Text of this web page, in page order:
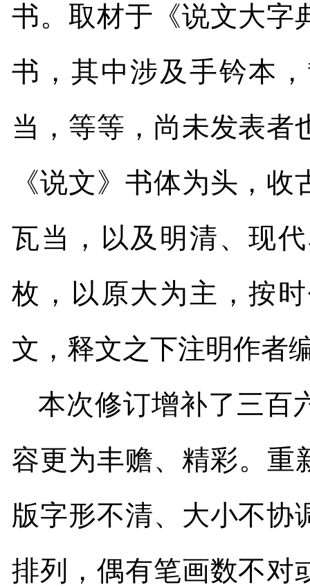
书。取材于《说文大字
书，其中涉及手钤本
当，等等，尚未发表者
《说文》书体为头，
瓦当，以及明清、现
枚，以原大为主，按
文，释文之下注明作者
本次修订增补了三百
容更为丰赡、精彩。重
版字形不清、大小不协
排列，偶有笔画数不对